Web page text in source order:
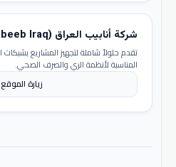
شركة أنابيب العراق (Anabeeb Iraq)
تقدم حلولاً شاملة لتجهيز المشاريع بشبكات
المناسبة لأنظمة الري والصرف الصحي.
زيارة الموقع